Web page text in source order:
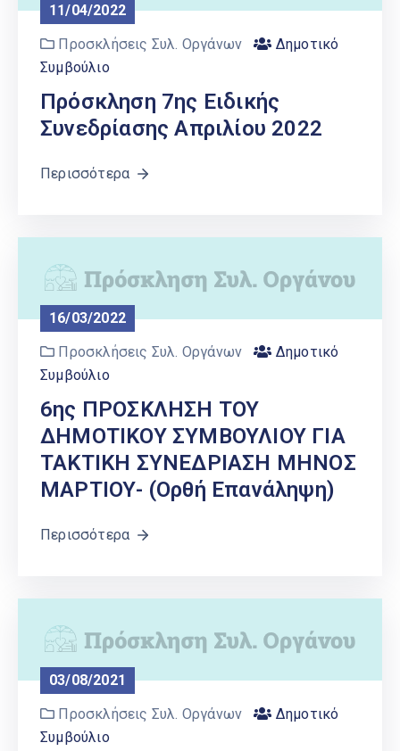
11/04/2022
Προσκλήσεις Συλ. Οργάνων
Δημοτικό
Συμβούλιο
Πρόσκληση 7ης Ειδικής
Συνεδρίασης Απριλίου 2022
Περισσότερα
16/03/2022
Προσκλήσεις Συλ. Οργάνων
Δημοτικό
Συμβούλιο
6ης ΠΡΟΣΚΛΗΣΗ ΤΟΥ
ΔΗΜΟΤΙΚΟΥ ΣΥΜΒΟΥΛΙΟΥ ΓΙΑ
ΤΑΚΤΙΚΗ ΣΥΝΕΔΡΙΑΣΗ ΜΗΝΟΣ
ΜΑΡΤΙΟΥ- (ορθή Επανάληψη)
Περισσότερα
03/08/2021
Προσκλήσεις Συλ. Οργάνων
Δημοτικό
Συμβούλιο